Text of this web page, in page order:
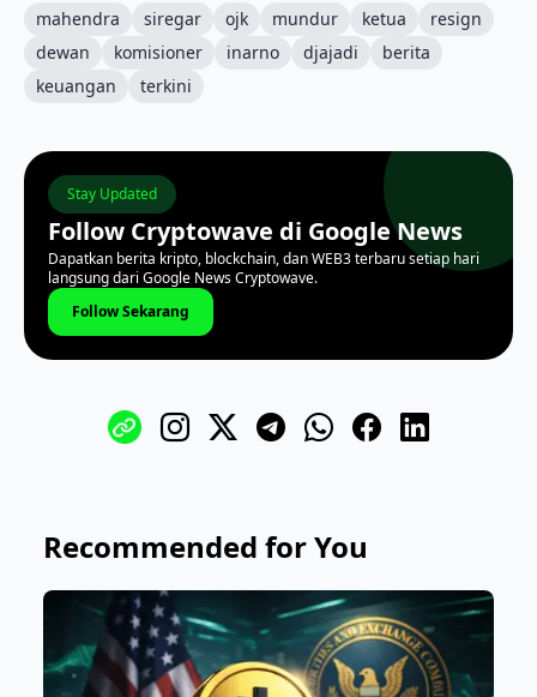
mahendra siregar ojk mundur ketua
resign
dewan
komisioner inarno djajadi
berita
keuangan
terkini
Stay Updated
Follow Cryptowave di Google News
Dapatkan berita kripto, blockchain, dan WEB3 terbaru setiap hari
langsung dari Google News Cryptowave.
Follow Sekarang
Recommended for You